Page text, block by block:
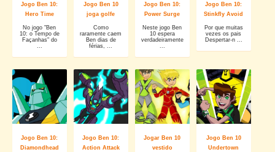
Jogo Ben 10:
Hero Time
No jogo "Ben
10: o Tempo de
Façanhas" do
Jogo Ben 10
joga golfe
Como
raramente caem
Ben dias de
férias, ...
Jogo Ben 10:
Power Surge
Neste jogo Ben
10 espera
verdadeiramente
Jogo Ben 10:
Stinkfly Avoid
Por que muitas
vezes os pais
Despertar-n ...
Jogo Ben 10:
Diamondhead
Jogo Ben 10:
Action Attack
Jogar Ben 10
vestido
Jogo Ben 10
Undertown